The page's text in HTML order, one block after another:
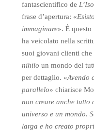
fantascientifico de
frase d’apertura: «
immaginare». È questo
ha veicolato nella
suoi giovani clienti che
nihilo un mondo del
per dettaglio. «Avendo
parallelo» chiarisce
non creare anche tutto
universo e un mondo.
larga e ho creato